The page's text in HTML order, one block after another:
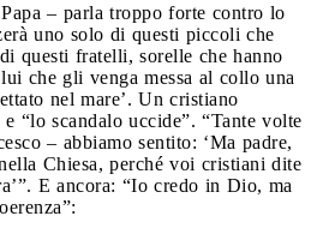
– parla troppo forte contro lo
uno solo di questi piccoli che
questi fratelli, sorelle che hanno
che gli venga messa al collo una
nel mare’. Un cristiano
“lo scandalo uccide”. “Tante volte
– abbiamo sentito: ‘Ma padre,
Chiesa, perché voi cristiani dite
E ancora: “Io credo in Dio, ma